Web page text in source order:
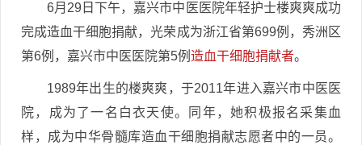
6月29日下午，嘉兴市中医医院年轻护士楼爽爽成功
完成造血干细胞捐献，光荣成为浙江省第699例，秀洲区
第6例，嘉兴市中医医院第5例 造血干细胞捐献者。
1989年出生的楼爽爽，于2011年进入嘉兴市中医医
院，成为了一名白衣天使。同年，她积极报名采集血
样，成为中华骨髓库造血干细胞捐献志愿者中的一员。